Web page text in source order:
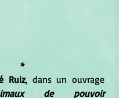
*
Ruiz, dans un ouvrage
de pouvoir